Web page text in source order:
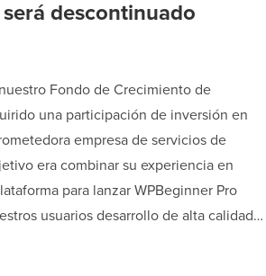
descontinuado
Fondo de Crecimiento de
una participación de inversión en
empresa de servicios de
era combinar su experiencia en
para lanzar WPBeginner Pro
usuarios desarrollo de alta calidad…